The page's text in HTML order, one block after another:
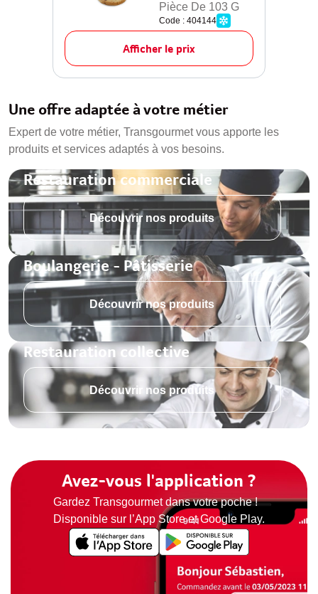
Pièce De 103 G
Code : 404144
Afficher le prix
Une offre adaptée à votre métier
Expert de votre métier, Transgourmet vous apporte les
produits et services adaptés à vos besoins.
Restauration commerciale
Découvrir nos produits
Boulangerie - Pâtisserie
Découvrir nos produits
Restauration collective
Découvrir nos produits
Avez-vous l'application ?
Gardez Transgourmet dans votre poche !
Disponible sur l’App Store et Google Play.